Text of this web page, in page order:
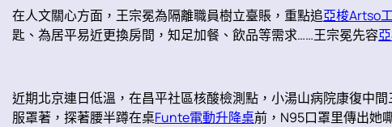
在人文關心方面，王宗冕為隔離職員樹立臺賬，重點追亞梭Artso
匙、為居平易近更換房間，知足加餐、飲品等需求……王宗冕先容
近期北京連日低溫，在昌平社區核酸檢測點，小湯山病院康復中
服罩著，探著腰半蹲在桌Funte電動升降桌前，N95口罩里傳出她